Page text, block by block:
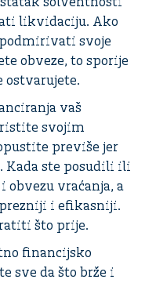
likvidaciju. Ako
svoje
obveze, to sporije
vaš
svojim
previše jer
Kada ste posudili ili
vraćanja, a
i efikasniji.
što prije.
financijsko
sve da što brže i